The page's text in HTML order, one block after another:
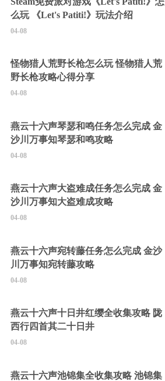
么玩 《Let's Patiti!》玩法介绍
04-08
怪物猎人荒野长枪怎么玩 怪物猎人荒
野长枪攻略心得分享
04-08
燕云十六声琴瑟和鸣任务怎么完成 金
沙川万事知琴瑟和鸣攻略
04-08
燕云十六声大盗难成任务怎么完成 金
沙川万事知大盗难成攻略
04-08
燕云十六声宛转藤任务怎么完成 金沙
川万事知宛转藤攻略
04-08
燕云十六声十日井红缨全收集攻略 陇
西行四首其二十日井
04-08
燕云十六声池锦集全收集攻略 池锦集